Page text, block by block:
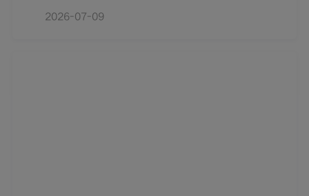
认知，不止于眼前方寸。我们奔赴山海，不是为了
2026-07-09